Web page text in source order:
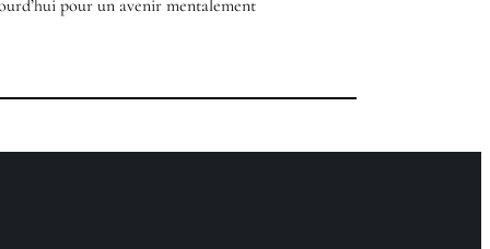
pour un avenir mentalement